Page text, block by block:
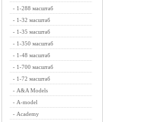
- 1-288 масштаб
- 1-32 масштаб
- 1-35 масштаб
- 1-350 масштаб
- 1-48 масштаб
- 1-700 масштаб
- 1-72 масштаб
- A&A Models
- A-model
- Academy